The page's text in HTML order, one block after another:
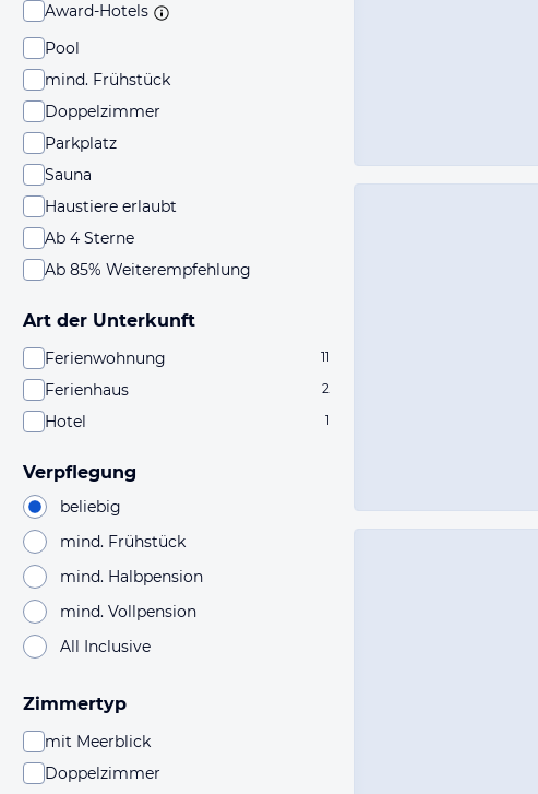
Award-Hotels
Pool
mind. Frühstück
Doppelzimmer
Parkplatz
Sauna
Haustiere erlaubt
Ab 4 Sterne
Ab 85% Weiterempfehlung
Art der Unterkunft
Ferienwohnung 11
Ferienhaus 2
Hotel 1
Verpflegung
beliebig
mind. Frühstück
mind. Halbpension
mind. Vollpension
All Inclusive
Zimmertyp
mit Meerblick
Doppelzimmer